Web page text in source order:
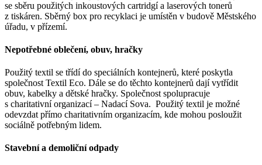
se sběru použitých inkoustových cartridgí a laserových tonerů
z tiskáren. Sběrný box pro recyklaci je umístěn v budově Městského
úřadu, v přízemí.
Nepotřebné oblečení, obuv, hračky
Použitý textil se třídí do speciálních kontejnerů, které poskytla
společnost Textil Eco. Dále se do těchto kontejnerů dají vytřídit
obuv, kabelky a dětské hračky. Společnost spolupracuje
s charitativní organizací – Nadací Sova. Použitý textil je možné
odevzdat přímo charitativním organizacím, kde mohou posloužit
sociálně potřebným lidem.
Stavební a demoliční odpady